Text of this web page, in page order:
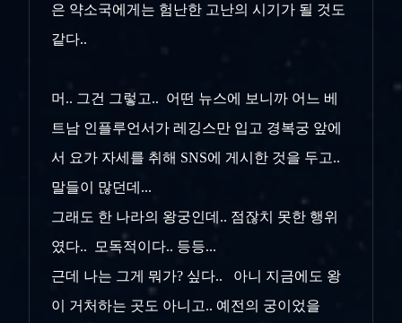
은 약소국에게는 험난한 고난의 시기가 될 것도
같다..
머.. 그건 그렇고.. 어떤 뉴스에 보니까 어느 베
트남 인플루언서가 레깅스만 입고 경복궁 앞에
서 요가 자세를 취해 SNS에 게시한 것을 두고..
말들이 많던데...
그래도 한 나라의 왕궁인데.. 점잖치 못한 행위
였다.. 모독적이다.. 등등...
근데 나는 그게 뭐가? 싶다.. 아니 지금에도 왕
이 거처하는 곳도 아니고.. 예전의 궁이었을